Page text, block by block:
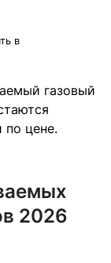
в
газовый
цене.
2026